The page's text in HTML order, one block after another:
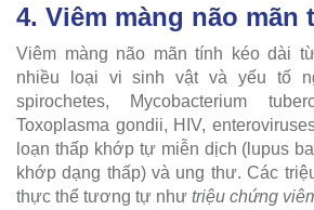
4. Viêm màng não mãn
Viêm màng não mãn tính kéo dài
nhiều loại vi sinh vật và yếu tố
spirochetes, Mycobacterium
Toxoplasma gondii, HIV,
loạn thấp khớp tự miễn dịch (lupus
khớp dạng thấp) và ung thư. Các
thực thể tương tự như triệu chứng